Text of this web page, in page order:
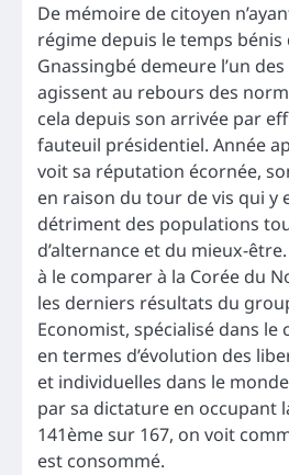
De mémoire de citoyen
régime depuis le temps bénis
Gnassingbé demeure l’un
agissent au rebours des
cela depuis son arrivée par
fauteuil présidentiel. Année
voit sa réputation écornée,
en raison du tour de vis qui y
détriment des populations
d’alternance et du mieux-
à le comparer à la Corée du
les derniers résultats du
Economist, spécialisé dans le
en termes d’évolution des
et individuelles dans le
par sa dictature en occupant
141ème sur 167, on voit
est consommé.